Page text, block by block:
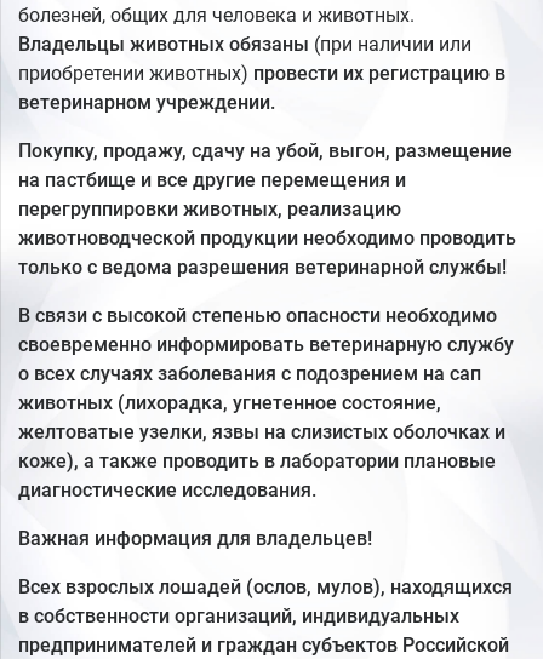
болезней, общих для человека и животных.
Владельцы животных обязаны (при наличии или
приобретении животных) провести их регистрацию в
ветеринарном учреждении.
Покупку, продажу, сдачу на убой, выгон, размещение
на пастбище и все другие перемещения и
перегруппировки животных, реализацию
животноводческой продукции необходимо проводить
только с ведома разрешения ветеринарной службы!
В связи с высокой степенью опасности необходимо
своевременно информировать ветеринарную службу
о всех случаях заболевания с подозрением на сап
животных (лихорадка, угнетенное состояние,
желтоватые узелки, язвы на слизистых оболочках и
коже), а также проводить в лаборатории плановые
диагностические исследования.
Важная информация для владельцев!
Всех взрослых лошадей (ослов, мулов), находящихся
в собственности организаций, индивидуальных
предпринимателей и граждан субъектов Российской